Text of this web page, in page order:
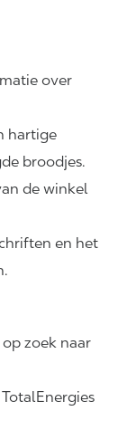
over
hartige
broodjes.
de winkel
en het
zoek naar